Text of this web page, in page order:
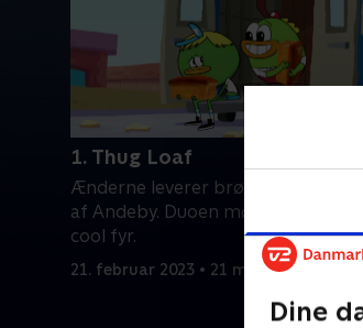
Dine
1. Thug Loaf
Ænderne leverer brød til en dårlig
af Andeby. Duoen møder en meget
cool fyr.
21. februar 2023 • 21 min